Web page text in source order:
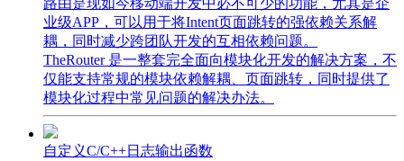
路由是现如今移动端开发中必不可少的功能，尤其是企
业级APP，可以用于将Intent页面跳转的强依赖关系解
耦，同时减少跨团队开发的互相依赖问题。
TheRouter 是一整套完全面向模块化开发的解决方案，不
仅能支持常规的模块依赖解耦、页面跳转，同时提供了
模块化过程中常见问题的解决办法。
自定义C/C++日志输出函数